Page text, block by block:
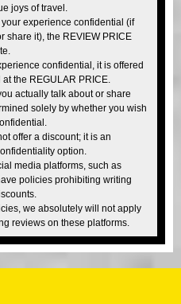
joys of travel.
experience confidential (if
share it), the REVIEW PRICE
confidential, it is offered
the REGULAR PRICE.
actually talk about or share
solely by whether you wish
offer a discount; it is an
option.
media platforms, such as
policies prohibiting writing
we absolutely will not apply
reviews on these platforms.